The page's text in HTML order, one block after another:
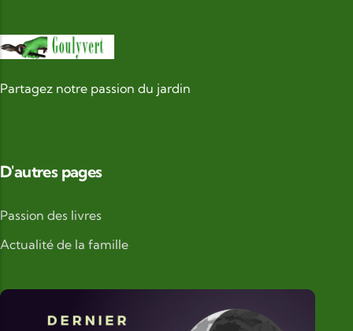
Partagez notre passion du jardin
D'autres pages
Passion des livres
Actualité de la famille